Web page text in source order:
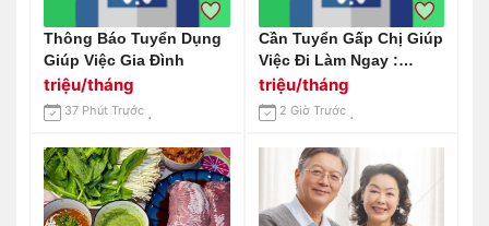
Thông Báo Tuyển Dụng
Giúp Việc Gia Đình
triệu/tháng
37 Phút Trước
Cần Tuyển Gấp Chị Giúp
Việc Đi Làm Ngay :
0978609760 ( Có Zalo)
triệu/tháng
2 Giờ Trước